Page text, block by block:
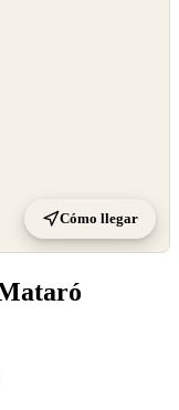
Cómo llegar